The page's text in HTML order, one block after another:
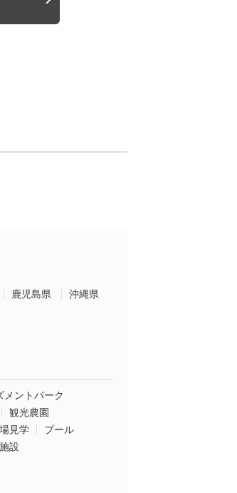
鹿児島県
沖縄県
メントパーク
観光農園
見学
プール
設